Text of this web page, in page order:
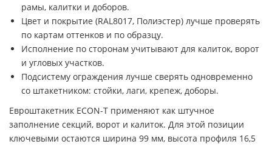
рамы, калитки и доборов.
Цвет и покрытие (RAL8017, Полиэстер) лучше проверять
по картам оттенков и по образцу.
Исполнение по сторонам учитывают для калиток, ворот
и угловых участков.
Подсистему ограждения лучше сверять одновременно
со штакетником: стойки, лаги, крепеж, доборы.
Евроштакетник ECON-T применяют как штучное
заполнение секций, ворот и калиток. Для этой позиции
ключевыми остаются ширина 99 мм, высота профиля 16,5